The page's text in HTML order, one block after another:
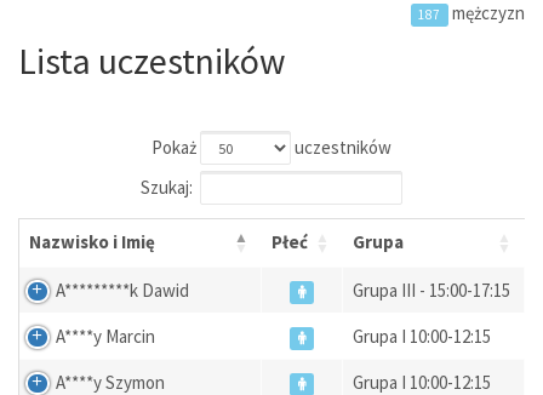
187 mężczyzn
Lista uczestników
Pokaż
uczestników
Szukaj:
Nazwisko i Imię Płeć Grupa
A*********k Dawid
Grupa III - 15:00-17:15
A****y Marcin
Grupa I 10:00-12:15
A****y Szymon
Grupa I 10:00-12:15